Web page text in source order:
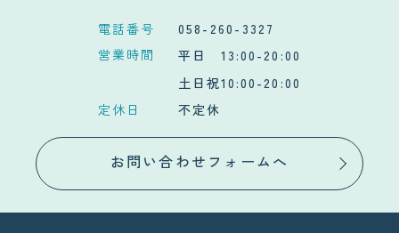
電話番号
058-260-3327
営業時間
平日 13:00-20:00
土日祝10:00-20:00
定休日
不定休
お問い合わせフォームへ